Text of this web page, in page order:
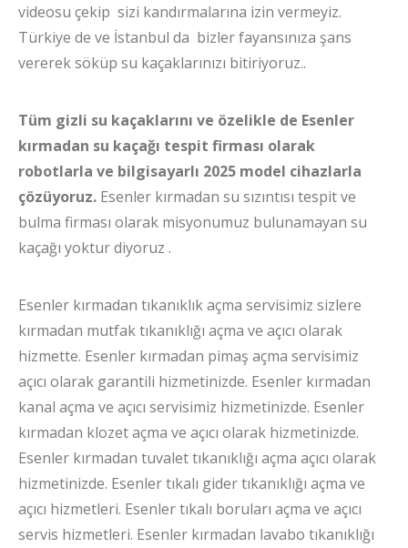
videosu çekip sizi kandırmalarına izin vermeyiz.
Türkiye de ve İstanbul da bizler fayansınıza şans
vererek söküp su kaçaklarınızı bitiriyoruz..
Tüm gizli su kaçaklarını ve özelikle de Esenler
kırmadan su kaçağı tespit firması olarak
robotlarla ve bilgisayarlı 2025 model cihazlarla
çözüyoruz. Esenler kırmadan su sızıntısı tespit ve
bulma firması olarak misyonumuz bulunamayan su
kaçağı yoktur diyoruz .
Esenler kırmadan tıkanıklık açma servisimiz sizlere
kırmadan mutfak tıkanıklığı açma ve açıcı olarak
hizmette. Esenler kırmadan pimaş açma servisimiz
açıcı olarak garantili hizmetinizde. Esenler kırmadan
kanal açma ve açıcı servisimiz hizmetinizde. Esenler
kırmadan klozet açma ve açıcı olarak hizmetinizde.
Esenler kırmadan tuvalet tıkanıklığı açma açıcı olarak
hizmetinizde. Esenler tıkalı gider tıkanıklığı açma ve
açıcı hizmetleri. Esenler tıkalı boruları açma ve açıcı
servis hizmetleri. Esenler kırmadan lavabo tıkanıklığı